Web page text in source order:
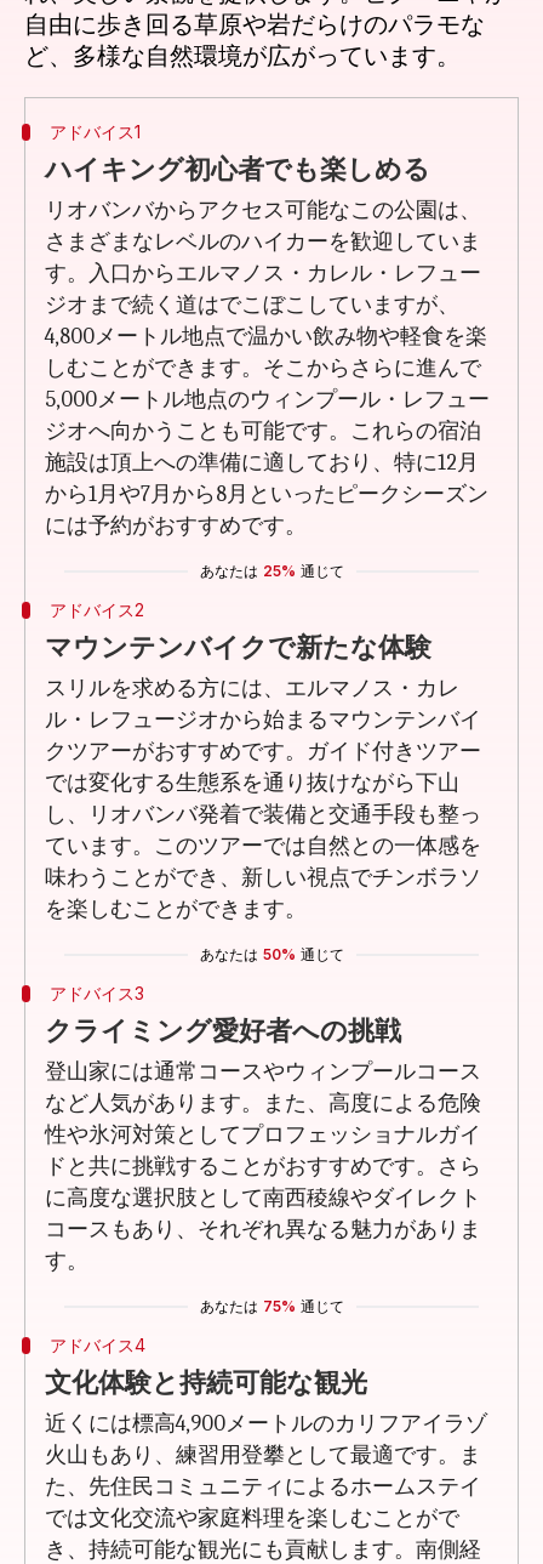
自由に歩き回る草原や岩だらけのパラモな
アドバイス1
ハイキング初心者でも楽しめる
リオバンバからアクセス可能なこの公園は、
さまざまなレベルのハイカーを歓迎していま
す。入口からエルマノス・カレル・レフュー
ジオまで続く道はでこぼこしていますが、
4,800メートル地点で温かい飲み物や軽食を楽
しむことができます。そこからさらに進んで
5,000メートル地点のウィンプール・レフュー
ジオへ向かうことも可能です。これらの宿泊
施設は頂上への準備に適しており、特に12月
から1月や7月から8月といったピークシーズン
には予約がおすすめです。
あなたは 25% 通じて
アドバイス2
マウンテンバイクで新たな体験
スリルを求める方には、エルマノス・カレ
ル・レフュージオから始まるマウンテンバイ
クツアーがおすすめです。ガイド付きツアー
では変化する生態系を通り抜けながら下山
し、リオバンバ発着で装備と交通手段も整っ
ています。このツアーでは自然との一体感を
味わうことができ、新しい視点でチンボラソ
を楽しむことができます。
あなたは 50% 通じて
アドバイス3
クライミング愛好者への挑戦
登山家には通常コースやウィンプールコース
など人気があります。また、高度による危険
性や氷河対策としてプロフェッショナルガイ
ドと共に挑戦することがおすすめです。さら
に高度な選択肢として南西稜線やダイレクト
コースもあり、それぞれ異なる魅力がありま
す。
あなたは 75% 通じて
アドバイス4
文化体験と持続可能な観光
近くには標高4,900メートルのカリフアイラゾ
火山もあり、練習用登攀として最適です。ま
た、先住民コミュニティによるホームステイ
では文化交流や家庭料理を楽しむことがで
き、持続可能な観光にも貢献します。南側経